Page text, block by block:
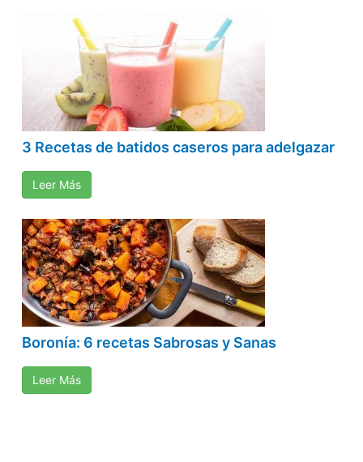
3 Recetas de batidos caseros para adelgazar
Leer Más
Boronía: 6 recetas Sabrosas y Sanas
Leer Más